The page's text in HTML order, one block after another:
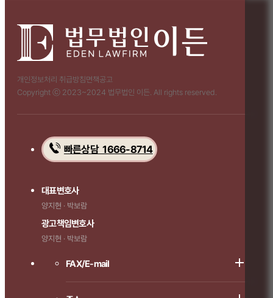
개인정보처리 취급방침면책공고
Copyright ⓒ 2023~2024 법무법인 이든. All rights reserved.
빠른상담 1666-8714
대표변호사
양지현 · 박보람
광고책임변호사
양지현 · 박보람
FAX/E-mail